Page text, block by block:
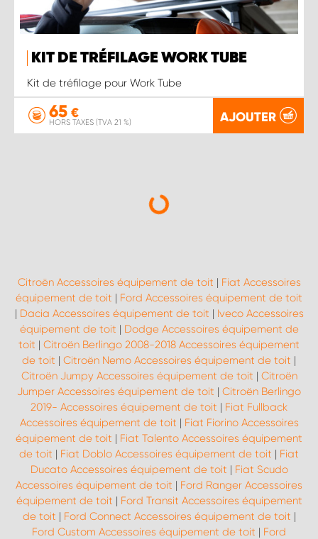
KIT DE TRÉFILAGE WORK TUBE
Kit de tréfilage pour Work Tube
65 €
HORS TAXES (TVA 21 %) AJOUTER
Citroën Accessoires équipement de toit | Fiat Accessoires
équipement de toit | Ford Accessoires équipement de toit
| Dacia Accessoires équipement de toit | Iveco Accessoires
équipement de toit | Dodge Accessoires équipement de
toit | Citroën Berlingo 2008-2018 Accessoires équipement
de toit | Citroën Nemo Accessoires équipement de toit |
Citroën Jumpy Accessoires équipement de toit | Citroën
Jumper Accessoires équipement de toit | Citroën Berlingo
2019- Accessoires équipement de toit | Fiat Fullback
Accessoires équipement de toit | Fiat Fiorino Accessoires
équipement de toit | Fiat Talento Accessoires équipement
de toit | Fiat Doblo Accessoires équipement de toit | Fiat
Ducato Accessoires équipement de toit | Fiat Scudo
Accessoires équipement de toit | Ford Ranger Accessoires
équipement de toit | Ford Transit Accessoires équipement
de toit | Ford Connect Accessoires équipement de toit |
Ford Custom Accessoires équipement de toit | Ford